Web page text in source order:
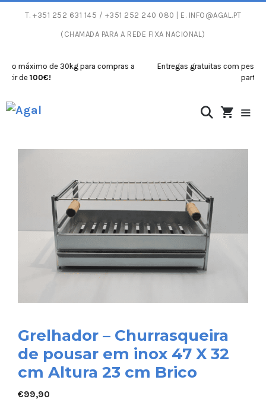
T. +351 252 631 145 / +351 252 240 080 | E. INFO@AGAL.PT
(CHAMADA PARA A REDE FIXA NACIONAL)
de 30kg para compras a
100€!
Entregas gratuitas com peso
partir de
Grelhador – Churrasqueira
de pousar em inox 47 X 32
cm Altura 23 cm Brico
€99,90